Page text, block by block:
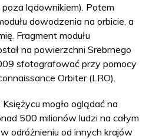
lądownikiem). Potem
dowodzenia na orbicie, a
Fragment modułu
na powierzchni Srebrnego
sfotografować przy pomocy
Orbiter (LRO).
mogło oglądać na
500 milionów ludzi na całym
odróżnieniu od innych krajów